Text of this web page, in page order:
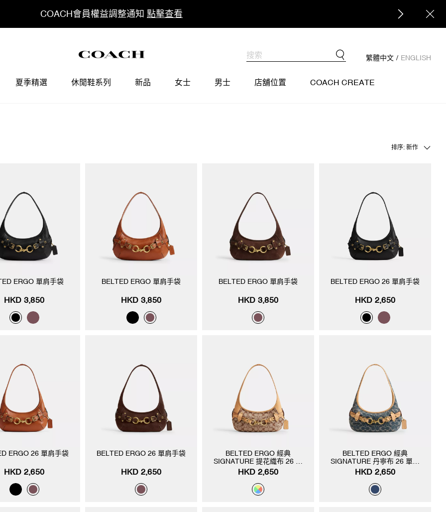
COACH會員權益調整通知 點擊查看
繁體中文 / ENGLISH
夏季精選 休閒鞋系列 新品 女士 男士 店舖位置 COACH CREATE
排序: 新作
ERGO 單肩手袋
HKD 3,850
BELTED ERGO 單肩手袋
HKD 3,850
BELTED ERGO 單肩手袋
HKD 3,850
BELTED ERGO 26 單肩手袋
HKD 2,650
ERGO 26 單肩手袋
HKD 2,650
BELTED ERGO 26 單肩手袋
HKD 2,650
BELTED ERGO 經典
SIGNATURE 提花織布 26 單
肩手袋
HKD 2,650
BELTED ERGO 經典
SIGNATURE 丹寧布 26 單肩
手袋
HKD 2,650